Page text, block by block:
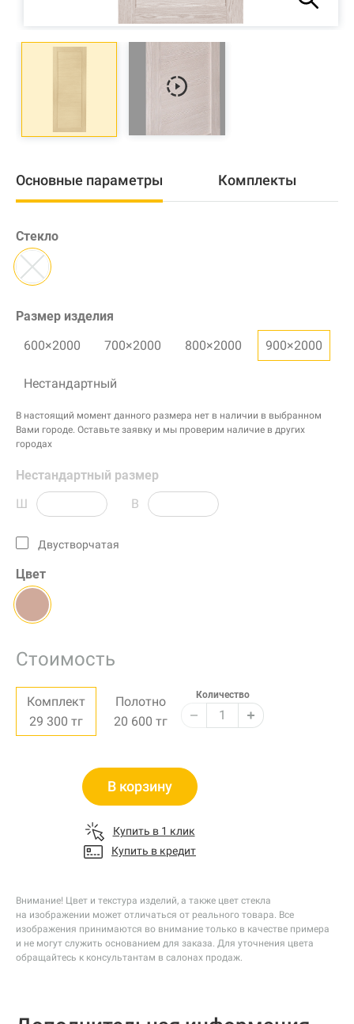
Основные параметры Комплекты
Стекло
Размер изделия
600×2000
700×2000 800×2000 900×2000
Нестандартный
В настоящий момент данного размера нет в наличии в выбранном
Вами городе. Оставьте заявку и мы проверим наличие в других
городах
Нестандартный размер
Ш
В
Двустворчатая
Цвет
Стоимость
Комплект
29 300 тг
Полотно
20 600 тг
Количество
В корзину
Купить в 1 клик
Купить в кредит
Внимание! Цвет и текстура изделий, а также цвет стекла
на изображении может отличаться от реального товара. Все
изображения принимаются во внимание только в качестве примера
и не могут служить основанием для заказа. Для уточнения цвета
обращайтесь к консультантам в салонах продаж.